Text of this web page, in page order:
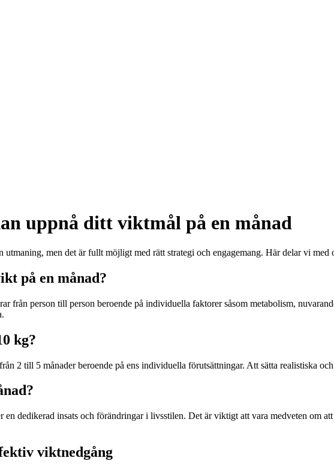
uppnå ditt viktmål på en månad
men det är fullt möjligt med rätt strategi och engagemang. Här delar vi
på en månad?
från person till person beroende på individuella faktorer såsom metabolism,
kg?
2 till 5 månader beroende på ens individuella förutsättningar. Att sätta realistiska
dedikerad insats och förändringar i livsstilen. Det är viktigt att vara medveten om
viktnedgång